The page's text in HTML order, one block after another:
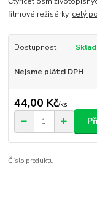
filmové režisérky. celý
Dostupnost
Nejsme plátci DPH
44,00 Kč/ks
Číslo produktu: